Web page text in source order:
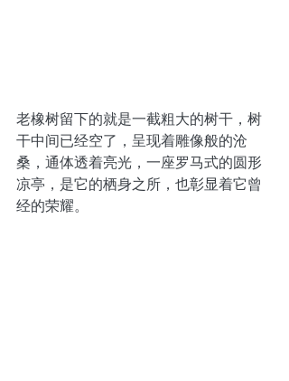
老橡树留下的就是一截粗大的树干，树
干中间已经空了，呈现着雕像般的沧
桑，通体透着亮光，一座罗马式的圆形
凉亭，是它的栖身之所，也彰显着它曾
经的荣耀。